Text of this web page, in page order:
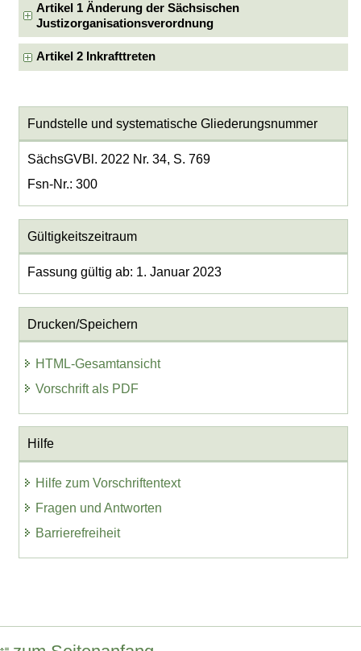
Artikel 1 Änderung der Sächsischen
Justizorganisationsverordnung
Artikel 2 Inkrafttreten
Fundstelle und systematische Gliederungsnummer
SächsGVBl. 2022 Nr. 34, S. 769
Fsn-Nr.: 300
Gültigkeitszeitraum
Fassung gültig ab: 1. Januar 2023
Drucken/Speichern
HTML-Gesamtansicht
Vorschrift als PDF
Hilfe
Hilfe zum Vorschriftentext
Fragen und Antworten
Barrierefreiheit